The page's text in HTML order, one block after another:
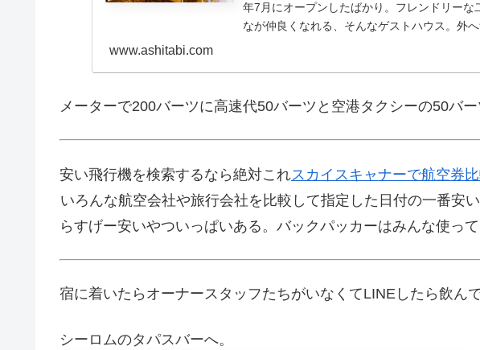
年7月にオープンしたばかり。フレンドリー
なが仲良くなれる、そんなゲストハウス。外
www.ashitabi.com
メーターで200バーツに高速代50バーツと空港タクシーの50バー
安い飛行機を検索するなら絶対これスカイスキャナーで航空券
いろんな航空会社や旅行会社を比較して指定した日付の一番安
らすげー安いやついっぱいある。バックパッカーはみんな使って
宿に着いたらオーナースタッフたちがいなくてLINEしたら飲ん
シーロムのタパスバーへ。